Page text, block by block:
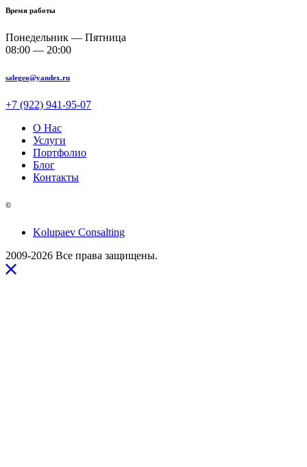
Время работы
Понедельник — Пятница
08:00 — 20:00
salegeo@yandex.ru
+7 (922) 941-95-07
О Нас
Услуги
Портфолио
Блог
Контакты
©
Kolupaev Consalting
2009-2026 Все права защищены.